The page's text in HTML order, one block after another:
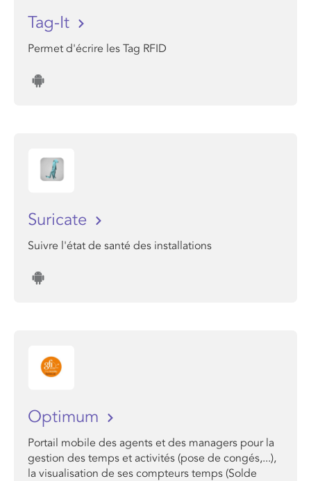
Tag-It
Permet d'écrire les Tag RFID
Suricate
Suivre l'état de santé des installations
Optimum
Portail mobile des agents et des managers pour la
gestion des temps et activités (pose de congés,...),
la visualisation de ses compteurs temps (Solde